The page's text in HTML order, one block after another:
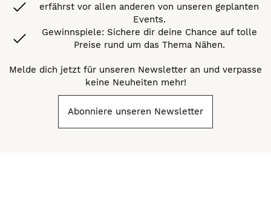
erfährst vor allen anderen von unseren geplanten
Events.
Gewinnspiele: Sichere dir deine Chance auf tolle
Preise rund um das Thema Nähen.
Melde dich jetzt für unseren Newsletter an und verpasse
keine Neuheiten mehr!
Abonniere unseren Newsletter